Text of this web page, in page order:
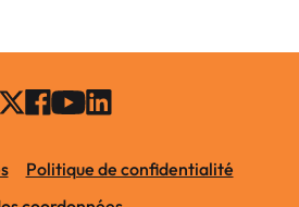
Politique de confidentialité